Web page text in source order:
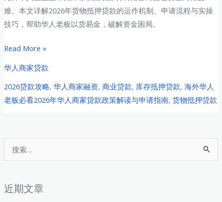
索
近期文章
突
破
难。本文详解2026年货物抵押贷款的运作机制、申请流程与实操
技巧，帮助华人老板以货易金，破解资金困局。
海
华
人
老
物
贷
款
Read More »
华人商家贷款
2026贷款攻略, 华人商家融资, 商业贷款, 库存抵押贷款, 海外华人
老板必看2026年华人商家贷款政策解读与申请指南, 货物抵押贷款